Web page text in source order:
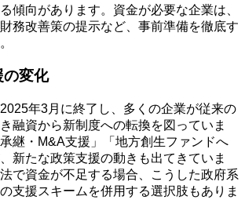
傾向があります。資金が必要な企業は、
務改善策の提示など、事前準備を徹底す
の変化
年3月に終了し、多くの企業が従来の
融資から新制度への転換を図っていま
継・M&A支援」「地方創生ファンドへ
新たな政策支援の動きも出てきていま
で資金が不足する場合、こうした政府系
支援スキームを併用する選択肢もありま